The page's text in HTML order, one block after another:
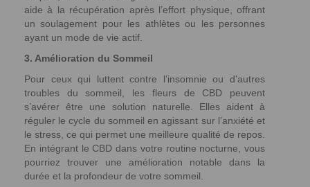
aide à la récupération après l’effort physique, offrant
un soulagement pour les athlètes ou les personnes
ayant un mode de vie actif.
3. Amélioration du Sommeil
Pour ceux qui luttent contre l’insomnie ou d’autres
troubles du sommeil, les fleurs de CBD peuvent
s’avérer être une solution naturelle. Elles aident à
réguler le cycle du sommeil en agissant sur l’anxiété et
le stress, ce qui permet une meilleure qualité de repos.
En intégrant le CBD dans votre routine nocturne, vous
pourriez trouver une amélioration notable dans la
durée et la profondeur de votre sommeil.